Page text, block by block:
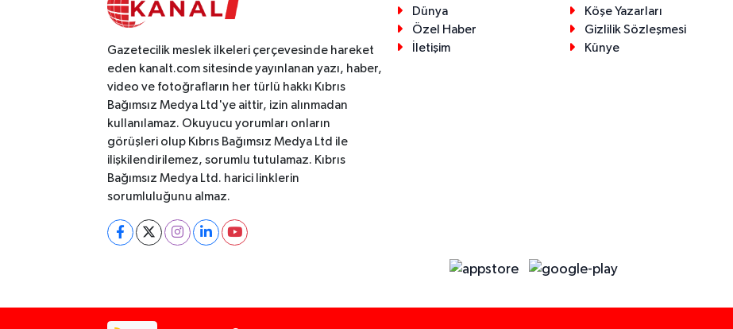
Gazetecilik meslek ilkeleri çerçevesinde hareket
eden kanalt.com sitesinde yayınlanan yazı, haber,
video ve fotoğrafların her türlü hakkı Kıbrıs
Bağımsız Medya Ltd'ye aittir, izin alınmadan
kullanılamaz. Okuyucu yorumları onların
görüşleri olup Kıbrıs Bağımsız Medya Ltd ile
ilişkilendirilemez, sorumlu tutulamaz. Kıbrıs
Bağımsız Medya Ltd. harici linklerin
sorumluluğunu almaz.
Dünya
Köşe Yazarları
Özel Haber
Gizlilik Sözleşmesi
İletişim
Künye